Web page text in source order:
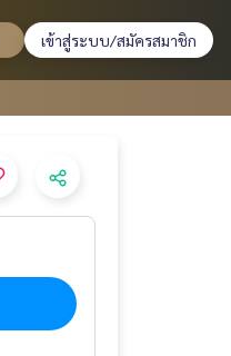
เข้าสู่ระบบ/สมัครสมาชิก